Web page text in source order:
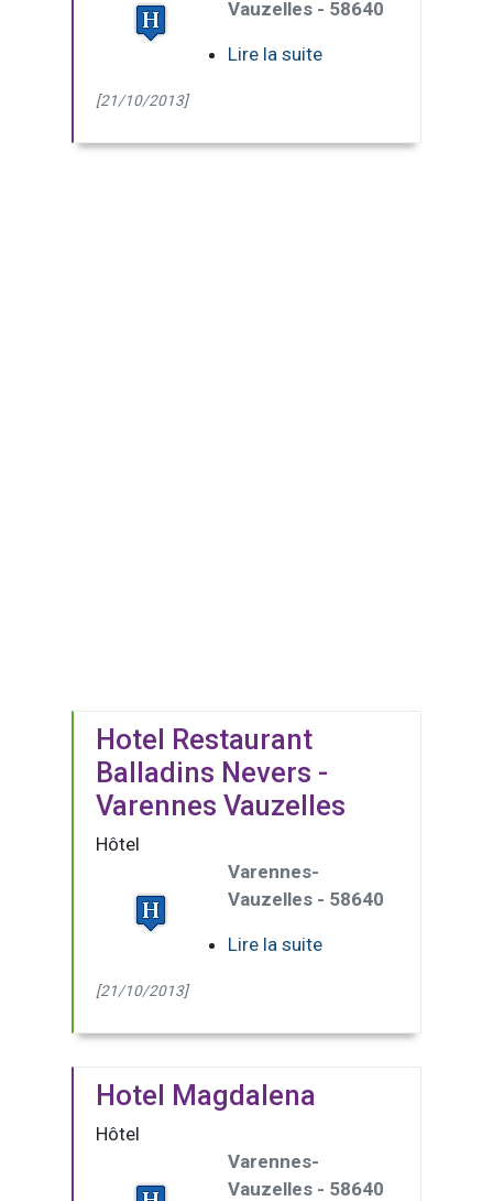
Vauzelles - 58640
Lire la suite
[21/10/2013]
Hotel Restaurant
Balladins Nevers -
Varennes Vauzelles
Hôtel
Varennes-
Vauzelles - 58640
Lire la suite
[21/10/2013]
Hotel Magdalena
Hôtel
Varennes-
Vauzelles - 58640